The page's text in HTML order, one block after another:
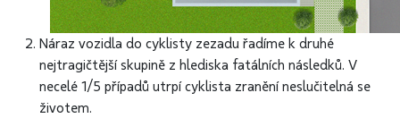
Náraz vozidla do cyklisty zezadu řadíme k druhé
nejtragičtější skupině z hlediska fatálních následků. V
necelé 1/5 případů utrpí cyklista zranění neslučitelná se
životem.